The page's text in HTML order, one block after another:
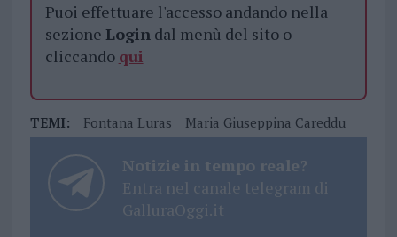
Puoi effettuare l'accesso andando nella
sezione Logindal menù del sito o
cliccando qui
TEMI: Fontana Luras Maria Giuseppina Careddu
Notizie in tempo reale?
Entra nel canale telegram di
GalluraOggi.it